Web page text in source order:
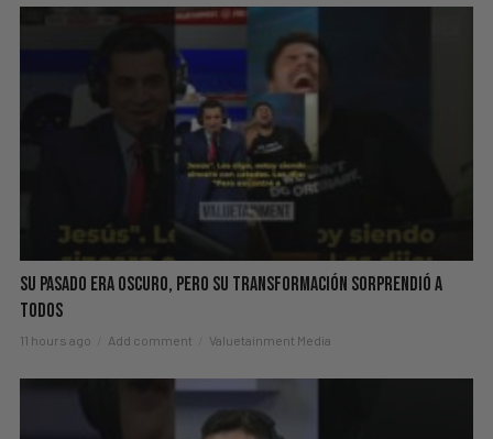
Su Pasado Era Oscuro, Pero Su Transformación Sorprendió A
Todos
11 hours ago Add comment Valuetainment Media